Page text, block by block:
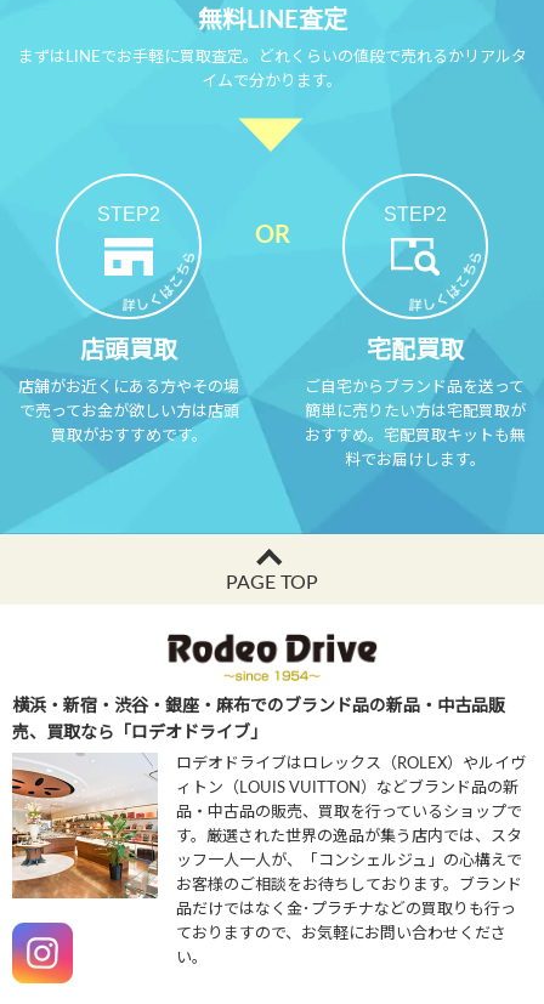
無料LINE査定
まずはLINEでお手軽に買取査定。どれくらいの値段で売れるかリアルタ
イムで分かります。
STEP2
店頭買取
店舗がお近くにある方やその場
で売ってお金が欲しい方は店頭
買取がおすすめです。
STEP2
宅配買取
ご自宅からブランド品を送って
簡単に売りたい方は宅配買取が
おすすめ。宅配買取キットも無
料でお届けします。
PAGE TOP
横浜・新宿・渋谷・銀座・麻布でのブランド品の新品・中古品販
売、買取なら「ロデオドライブ」
ロデオドライブはロレックス（ROLEX）やルイヴ
ィトン（LOUIS VUITTON）などブランド品の新
品・中古品の販売、買取を行っているショップで
す。厳選された世界の逸品が集う店内では、スタ
ッフ一人一人が、「コンシェルジュ」の心構えで
お客様のご相談をお待ちしております。ブランド
品だけではなく金･プラチナなどの買取りも行っ
ておりますので、お気軽にお問い合わせくださ
い。